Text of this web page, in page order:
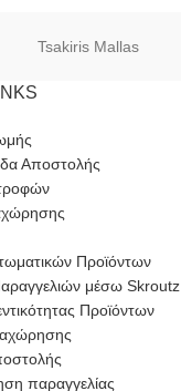
Tsakiris Mallas
Αποστολής
Προϊόντων
μέσω Skroutz
Προϊόντων
παραγγελίας